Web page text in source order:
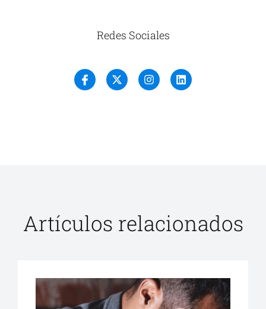
Redes Sociales
Artículos relacionados